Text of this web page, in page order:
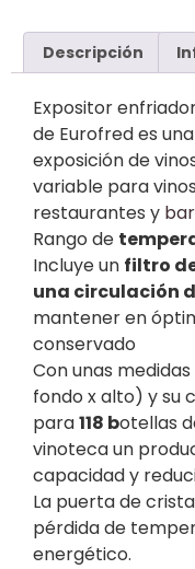
Descripción
Expositor
de Eurofred es
exposición de
variable para
restaurantes y
Rango de
Incluye un filtro
una circulación
mantener en
conservado
Con unas
fondo x alto) y su
para118 botellas
vinoteca un
capacidad y
La puerta de
pérdida de
energético.